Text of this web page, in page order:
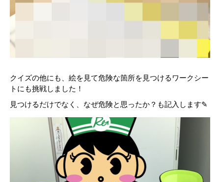
クイズの他にも、絵を見て危険な箇所を見つけるワークシー
トにも挑戦しました！
見つけるだけでなく、なぜ危険と思ったか？も記入します✎